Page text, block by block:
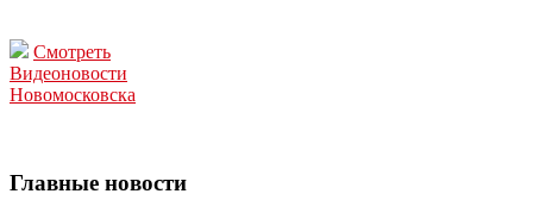
Смотреть
Видеоновости
Новомосковска
Главные новости